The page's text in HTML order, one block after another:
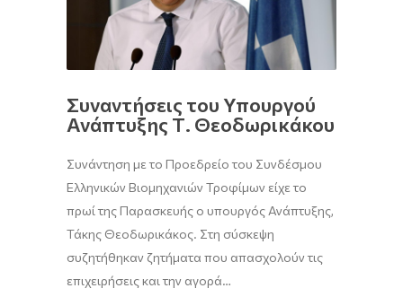
Συναντήσεις του Υπουργού
Ανάπτυξης Τ. Θεοδωρικάκου
Συνάντηση με το Προεδρείο του Συνδέσμου
Ελληνικών Βιομηχανιών Τροφίμων είχε το
πρωί της Παρασκευής ο υπουργός Ανάπτυξης,
Τάκης Θεοδωρικάκος. Στη σύσκεψη
συζητήθηκαν ζητήματα που απασχολούν τις
επιχειρήσεις και την αγορά…